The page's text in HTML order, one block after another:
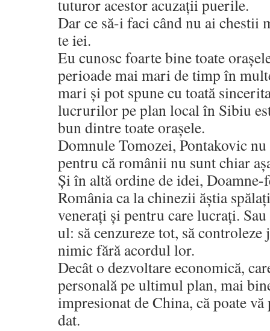
tuturor acestor acuzații puerile.
Dar ce să-i faci când nu ai chestii
te iei.
Eu cunosc foarte bine toate
perioade mai mari de timp în
mari și pot spune cu toată
lucrurilor pe plan local în Sibiu
bun dintre toate orașele.
Domnule Tomozei, Pontakovic
pentru că românii nu sunt chiar
Și în altă ordine de idei, Doamne-
România ca la chinezii ăștia
venerați și pentru care lucrați.
ul: să cenzureze tot, să
nimic fără acordul lor.
Decât o dezvoltare economică,
personală pe ultimul plan, mai
impresionat de China, că poate
dat.